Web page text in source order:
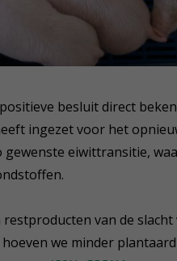
besluit direct
ingezet voor het
gewenste eiwittransitie,
van de slacht
we minder